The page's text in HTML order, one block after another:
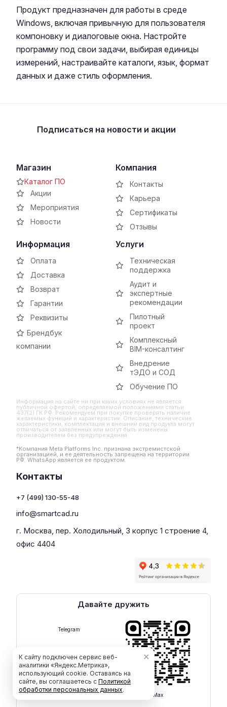
Продукт предназначен для работы в среде
Windows, включая привычную для пользователя
компоновку и диалоговые окна. Настройте
программу под свои задачи, выбирая единицы
измерений, настраивайте каталоги, язык, формат
данных и даже стиль оформления.
Подписаться на новости и акции
Магазин
Каталог ПО
Акции
Мероприятия
Новости
Компания
Контакты
Карьера
Сертификаты
Отзывы
Информация
Оплата
Доставка
Возврат
Гарантии
Реквизиты
Брендбук
компании
Услуги
Техническая
поддержка
Аудит и
экспертные
рекомендации
Пилотный
проект
Комплексный
BIM-консалтинг
Внедрение
тЭДО и СОД
Обучение ПО
Информация на сайте ни при каких условиях не является
публичной офертой, определяемой положениями статьи
437(2) ГК РФ. Рекомендуем при покупке проверять наличие
желаемых функций и характеристик. Описание, технические
характеристики, комплектация и внешний вид продукта могут
отличаться от заявленных или могут быть изменены
производителем без предупреждения
*Компания Meta Platforms Inc. признана экстремистской
организацией, и ее деятельность запрещена на территории
РФ. WhatsApp является ее продуктом.
Контакты
+7 (499) 130-55-48
info@smartcad.ru
г. Москва, пер. Холодильный, 3 корпус 1 строение 4,
офис 4404
Давайте дружить
Telegram
Max
К сайту подключен сервис веб-
аналитики «Яндекс.Метрика»,
использующий cookie. Оставаясь на
сайте, вы соглашаетесь с Политикой
обработки персональных данных.
✕